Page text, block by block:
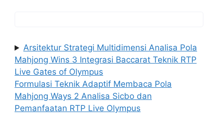
Arsitektur Strategi Multidimensi Analisa Pola
Mahjong Wins 3 Integrasi Baccarat Teknik RTP
Live Gates of Olympus
Formulasi Teknik Adaptif Membaca Pola
Mahjong Ways 2 Analisa Sicbo dan
Pemanfaatan RTP Live Olympus